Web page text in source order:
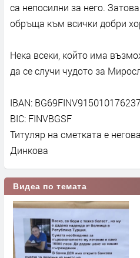
са непосилни за него.
обръща към всички добри
Нека всеки, който има
да се случи чудото за
IBAN:
BIC: FINVBGSF
Титуляр на сметката е
Динкова
Видеа по темата